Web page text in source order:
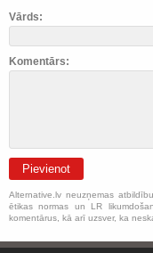
Vārds:
Komentārs:
Pievienot
Alternative.lv neuzņemas
ētikas normas un LR
komentārus, kā arī uzsver, ka